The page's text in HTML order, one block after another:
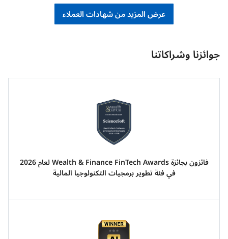
عرض المزيد من شهادات العملاء
جوائزنا وشراكاتنا
فائزون بجائزة Wealth & Finance FinTech Awards لعام 2026
في فئة تطوير برمجيات التكنولوجيا المالية